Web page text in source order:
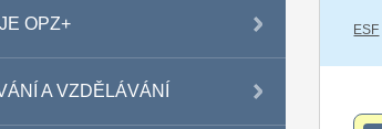
OPZ+
A VZDĚLÁVÁNÍ
ESF